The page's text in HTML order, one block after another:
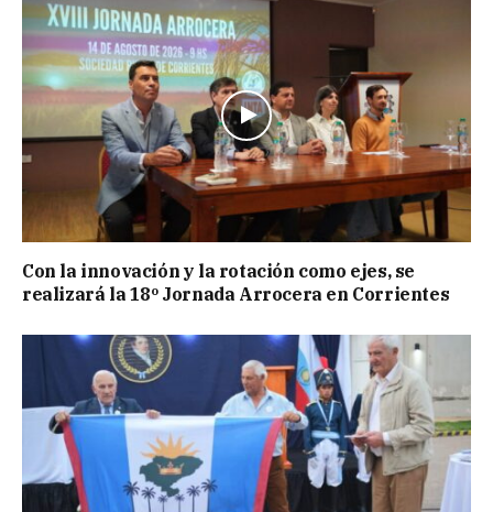
Con la innovación y la rotación como ejes, se
realizará la 18º Jornada Arrocera en Corrientes